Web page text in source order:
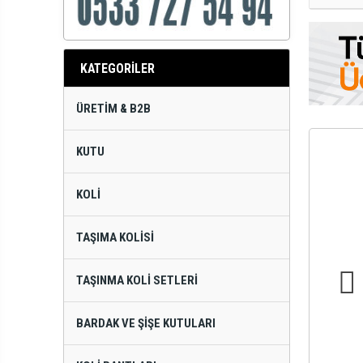
KATEGORİLER
ÜRETIM & B2B
KUTU
KOLI
TAŞIMA KOLISI
TAŞINMA KOLI SETLERI
BARDAK VE ŞIŞE KUTULARI